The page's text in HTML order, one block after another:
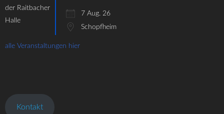
7 Aug. 26
Schopfheim
alle Veranstaltungen hier
Kontakt